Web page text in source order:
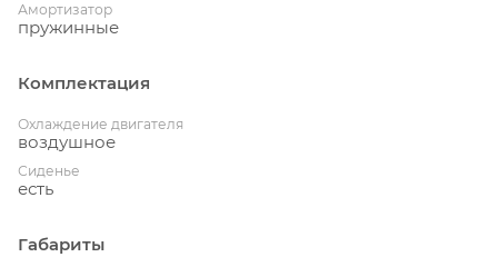
Амортизатор
пружинные
Комплектация
Охлаждение двигателя
воздушное
Сиденье
есть
Габариты